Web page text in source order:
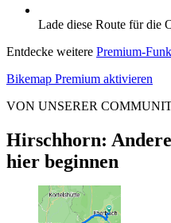
Lade diese Route für die
Entdecke weitere Premium-
Bikemap Premium aktivieren
VON UNSERER
Hirschhorn:
hier beginnen